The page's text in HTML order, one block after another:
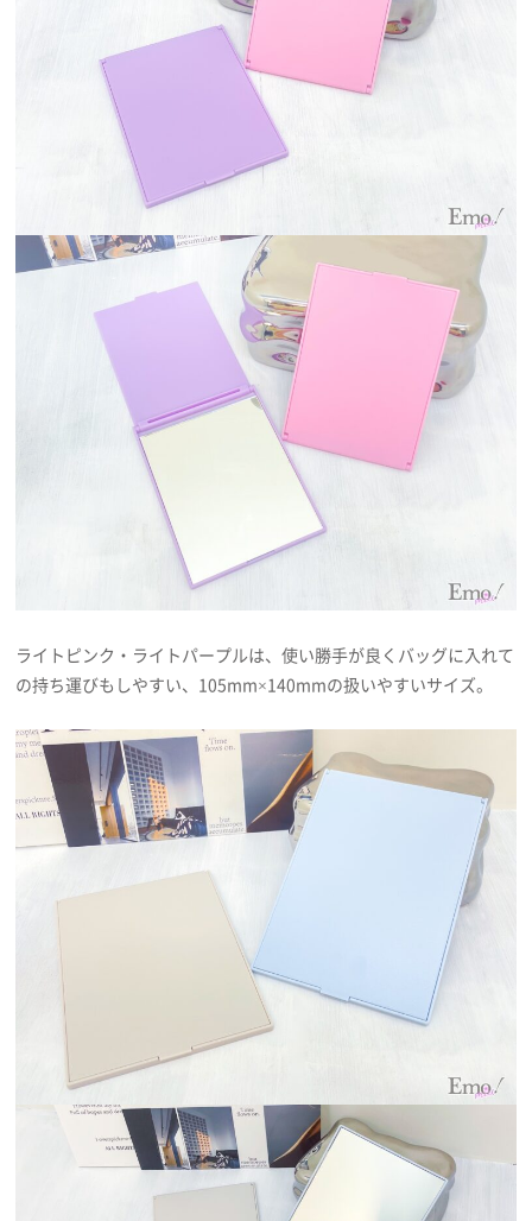
ライトピンク・ライトパープルは、使い勝手が良くバッグに入れて
の持ち運びもしやすい、105mm×140mmの扱いやすいサイズ。